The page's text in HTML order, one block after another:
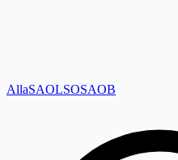
AllaSAOLSOSAOB